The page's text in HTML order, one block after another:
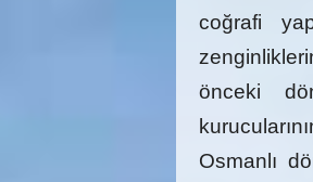
coğrafi
önceki
Osmanlı